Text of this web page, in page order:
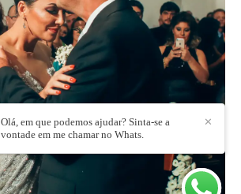
✕
Olá, em que podemos ajudar? Sinta-se a
vontade em me chamar no Whats.